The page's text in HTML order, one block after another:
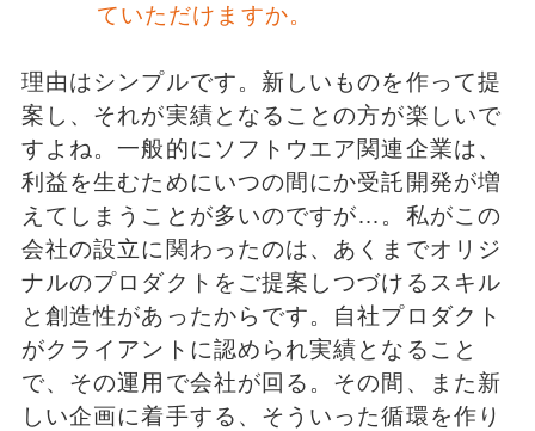
ていただけますか。
理由はシンプルです。新しいものを作って提
案し、それが実績となることの方が楽しいで
すよね。一般的にソフトウエア関連企業は、
利益を生むためにいつの間にか受託開発が増
えてしまうことが多いのですが…。私がこの
会社の設立に関わったのは、あくまでオリジ
ナルのプロダクトをご提案しつづけるスキル
と創造性があったからです。自社プロダクト
がクライアントに認められ実績となること
で、その運用で会社が回る。その間、また新
しい企画に着手する、そういった循環を作り